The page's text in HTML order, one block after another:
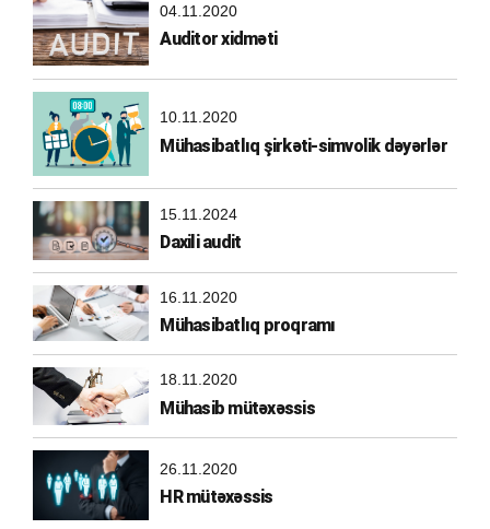
04.11.2020
Auditor xidməti
10.11.2020
Mühasibatlıq şirkəti-simvolik dəyərlər
15.11.2024
Daxili audit
16.11.2020
Mühasibatlıq proqramı
18.11.2020
Mühasib mütəxəssis
26.11.2020
HR mütəxəssis